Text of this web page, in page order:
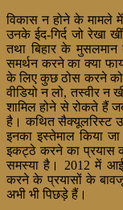
विकास न होने के मामले
उनके ईद-गिर्द जो रेखा
तथा बिहार के
समर्थन करने का क्या
के लिए कुछ ठोस करने को
वीडियो न लो, तस्वीर न
शामिल होने से रोकते हैं
है। कथित सैक्यूलरिस्ट
इनका इस्तेमाल किया
इकट्ठे करने का प्रयास
समस्या है। 2012 में
करने के प्रयासों के
अभी भी पिछड़े हैं।